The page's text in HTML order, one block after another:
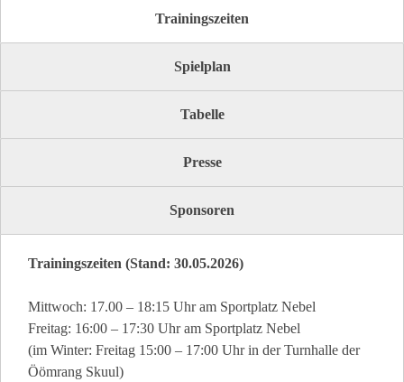
Trainingszeiten
Spielplan
Tabelle
Presse
Sponsoren
Trainingszeiten (Stand: 30.05.2026)
Mittwoch: 17.00 – 18:15 Uhr am Sportplatz Nebel
Freitag: 16:00 – 17:30 Uhr am Sportplatz Nebel
(im Winter: Freitag 15:00 – 17:00 Uhr in der Turnhalle der
Öömrang Skuul)